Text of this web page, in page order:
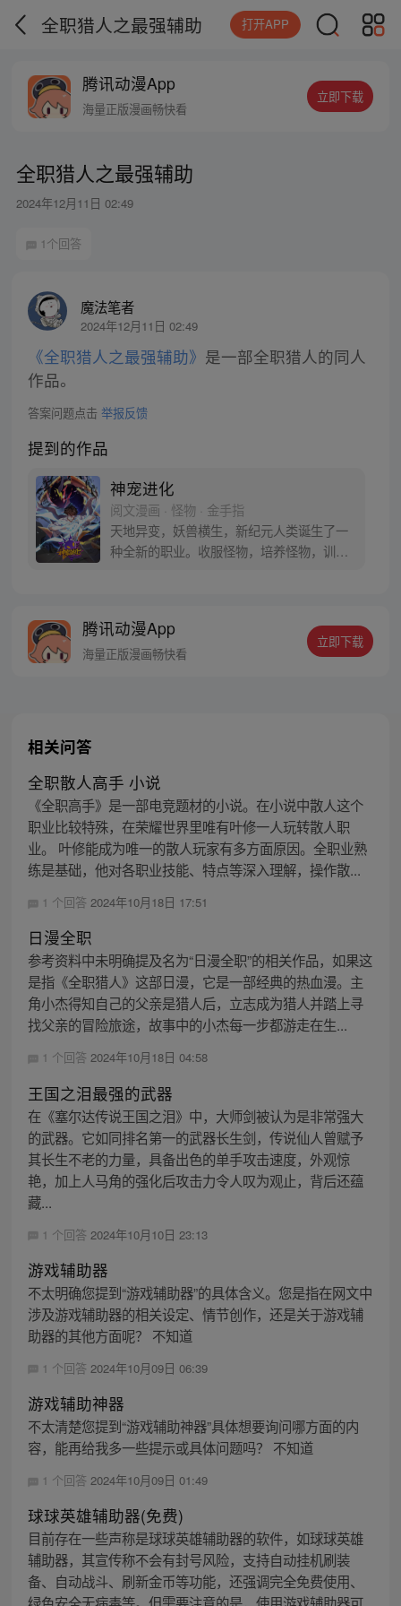
全职猎人之最强辅助 打开APP
腾讯动漫App
海量正版漫画畅快看
立即下载
全职猎人之最强辅助
2024年12月11日 02:49
1个回答
魔法笔者
2024年12月11日 02:49
《全职猎人之最强辅助》 是一部全职猎人的同人
作品。
答案问题点击 举报反馈
提到的作品
神宠进化
阅文漫画 · 怪物 · 金手指
天地异变，妖兽横生，新纪元人类诞生了一
种全新的职业。收服怪物，培养怪物，训练
只翱翔九天的真龙。 每周三、六更新
腾讯动漫App
海量正版漫画畅快看
立即下载
相关问答
全职散人高手 小说
《全职高手》是一部电竞题材的小说。在小说中散人这个
职业比较特殊，在荣耀世界里唯有叶修一人玩转散人职
业。 叶修能成为唯一的散人玩家有多方面原因。全职业熟
练是基础，他对各职业技能、特点等深入理解，操作散...
1 个回答 2024年10月18日 17:51
日漫全职
参考资料中未明确提及名为“日漫全职”的相关作品，如果这
是指《全职猎人》这部日漫，它是一部经典的热血漫。主
角小杰得知自己的父亲是猎人后，立志成为猎人并踏上寻
找父亲的冒险旅途，故事中的小杰每一步都游走在生...
1 个回答 2024年10月18日 04:58
王国之泪最强的武器
在《塞尔达传说王国之泪》中，大师剑被认为是非常强大
的武器。它如同排名第一的武器长生剑，传说仙人曾赋予
其长生不老的力量，具备出色的单手攻击速度，外观惊
艳，加上人马角的强化后攻击力令人叹为观止，背后还蕴
藏...
1 个回答 2024年10月10日 23:13
游戏辅助器
不太明确您提到“游戏辅助器”的具体含义。您是指在网文中
涉及游戏辅助器的相关设定、情节创作，还是关于游戏辅
助器的其他方面呢？ 不知道
1 个回答 2024年10月09日 06:39
游戏辅助神器
不太清楚您提到“游戏辅助神器”具体想要询问哪方面的内
容，能再给我多一些提示或具体问题吗？ 不知道
1 个回答 2024年10月09日 01:49
球球英雄辅助器(免费)
目前存在一些声称是球球英雄辅助器的软件，如球球英雄
辅助器，其宣传称不会有封号风险，支持自动挂机刷装
备、自动战斗、刷新金币等功能，还强调完全免费使用、